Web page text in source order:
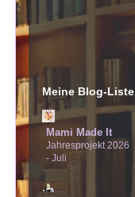
Meine Blog-Liste
Mami Made It
Jahresprojekt 2026
- Juli